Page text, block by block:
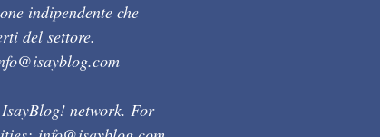
indipendente che
del settore.
network. For